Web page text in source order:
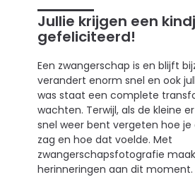
Jullie krijgen een
gefeliciteerd!
Een zwangerschap is en blijft
verandert enorm snel en ook
was staat een complete
wachten. Terwijl, als de kleine
snel weer bent vergeten hoe je
zag en hoe dat voelde. Met
zwangerschapsfotografie
herinneringen aan dit moment.